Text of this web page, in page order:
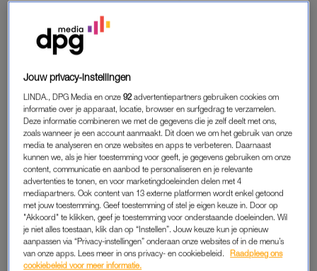
zwangerschap ernstige groeiproblemen en een slechte
prognose had. Gekeken werd of door het toedienen van het
zou groeien. Dit zou namelijk de groei van de baby kunnen
stimuleren.
LAURA DURFDE HET AAN
Aan het onderzoek deden 180 vrouwen mee. Omdat de
resultaten tot dan toe goed waren, en er geen sprake zou zijn
van ernstige bijwerkingen, durfden Hoekstra en haar man het
aan om mee te doen. Ze tekenden een contract, waarin stond
dat de uitkomst van het onderzoek ‘niet gegarandeerd goed
was’.
Jouw privacy-instellingen
LINDA., DPG Media en onze92 advertentiepartners gebruiken cookies om
informatie over je apparaat, locatie, browser en surfgedrag te verzamelen.
Deze informatie combineren we met de gegevens die je zelf deelt met ons,
zoals wanneer je een account aanmaakt. Dit doen we om het gebruik van onze
media te analyseren en onze websites en apps te verbeteren. Daarnaast
kunnen we, als je hier toestemming voor geeft, je gegevens gebruiken om onze
content, communicatie en aanbod te personaliseren en je relevante
advertenties te tonen, en voor marketingdoeleinden delen met 4
mediapartners. Ook content van 13 externe platformen wordt enkel getoond
met jouw toestemming. Geef toestemming of stel je eigen keuze in. Door op
"Akkoord" te klikken, geef je toestemming voor onderstaande doeleinden. Wil
je niet alles toestaan, klik dan op “Instellen”. Jouw keuze kun je opnieuw
aanpassen via “Privacy-instellingen” onderaan onze websites of in de menu’s
van onze apps. Lees meer in ons privacy- en cookiebeleid.
Raadpleeg ons
cookiebeleid voor meer informatie.